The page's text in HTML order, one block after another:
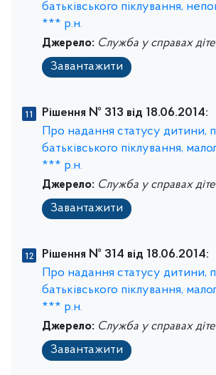
батьківського піклування,
*** р.н.
Джерело: Служба у справах
Завантажити
Рішення № 313 від 18.06.2014:
Про надання статусу дитини,
батьківського піклування,
*** р.н.
Джерело: Служба у справах
Завантажити
Рішення № 314 від 18.06.2014:
Про надання статусу дитини,
батьківського піклування,
*** р.н.
Джерело: Служба у справах
Завантажити